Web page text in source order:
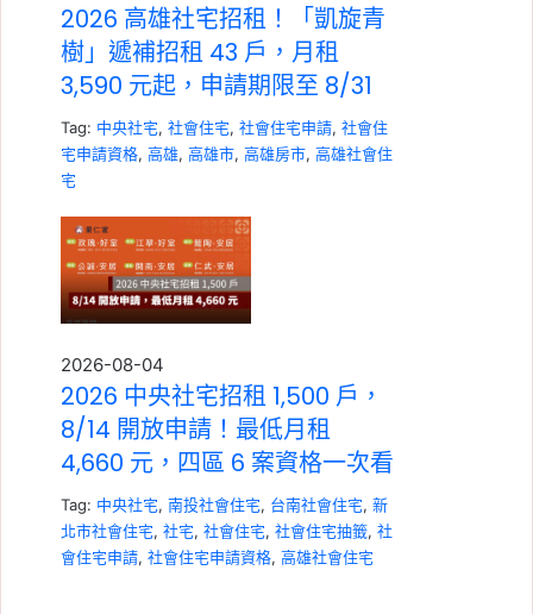
2026 高雄社宅招租！「凱旋青
樹」遞補招租 43 戶，月租
3,590 元起，申請期限至 8/31
Tag: 中央社宅, 社會住宅, 社會住宅申請, 社會住
宅申請資格, 高雄, 高雄市, 高雄房市, 高雄社會住
宅
2026-08-04
2026 中央社宅招租 1,500 戶，
8/14 開放申請！最低月租
4,660 元，四區 6 案資格一次看
Tag: 中央社宅, 南投社會住宅, 台南社會住宅, 新
北市社會住宅, 社宅, 社會住宅, 社會住宅抽籤, 社
會住宅申請, 社會住宅申請資格, 高雄社會住宅